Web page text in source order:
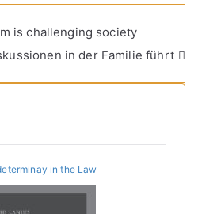
is challenging society
in der Familie führt
in the Law